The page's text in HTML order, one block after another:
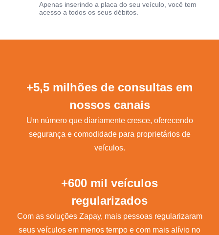
Apenas inserindo a placa do seu veículo, você tem
acesso a todos os seus débitos.
+5,5 milhões de consultas em
nossos canais
Um número que diariamente cresce, oferecendo
segurança e comodidade para proprietários de
veículos.
+600 mil veículos
regularizados
Com as soluções Zapay, mais pessoas regularizaram
seus veículos em menos tempo e com mais alívio no